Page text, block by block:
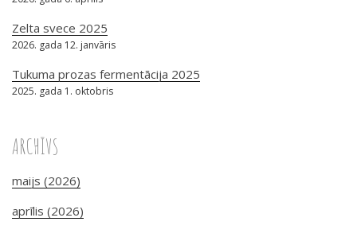
Zelta svece 2025
2026. gada 12. janvāris
Tukuma prozas fermentācija 2025
2025. gada 1. oktobris
ARCHĪVS
maijs (2026)
aprīlis (2026)